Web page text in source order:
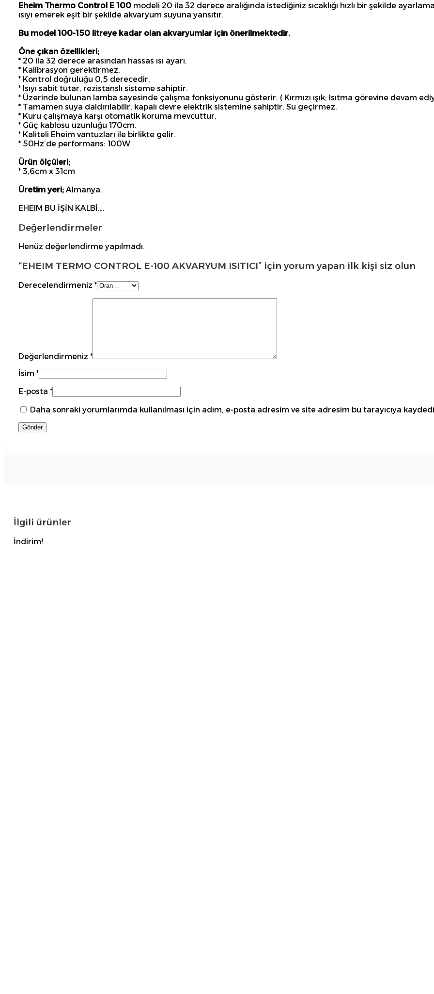
Eheim Thermo Control E 100 modeli 20 ila 32 derece aralığında istediğiniz sıcaklığı hızlı bir şekilde
ısıyı emerek eşit bir şekilde akvaryum suyuna yansıtır.
Bu model 100-150 litreye kadar olan akvaryumlar için önerilmektedir.
Öne çıkan özellikleri;
* 20 ila 32 derece arasından hassas ısı ayarı.
* Kalibrasyon gerektirmez.
* Kontrol doğruluğu 0,5 derecedir.
* Isıyı sabit tutar, rezistanslı sisteme sahiptir.
* Üzerinde bulunan lamba sayesinde çalışma fonksiyonunu gösterir. ( Kırmızı ışık; Isıtma görevine devam
* Tamamen suya daldırılabilir, kapalı devre elektrik sistemine sahiptir. Su geçirmez.
* Kuru çalışmaya karşı otomatik koruma mevcuttur.
* Güç kablosu uzunluğu 170cm.
* Kaliteli Eheim vantuzları ile birlikte gelir.
* 50Hz’de performans: 100W
Ürün ölçüleri;
* 3,6cm x 31cm
Üretim yeri; Almanya.
EHEIM BU İŞİN KALBİ….
Değerlendirmeler
Henüz değerlendirme yapılmadı.
“EHEIM TERMO CONTROL E-100 AKVARYUM ISITICI” için yorum yapan ilk kişi siz olun
Derecelendirmeniz *
Değerlendirmeniz *
İsim *
E-posta *
Daha sonraki yorumlarımda kullanılması için adım, e-posta adresim ve site adresim bu tarayıcıya
İlgili ürünler
İndirim!